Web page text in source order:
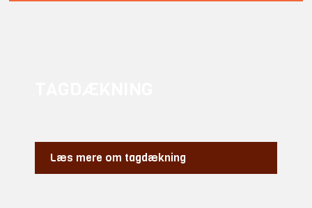
Læs mere om tagdækning​